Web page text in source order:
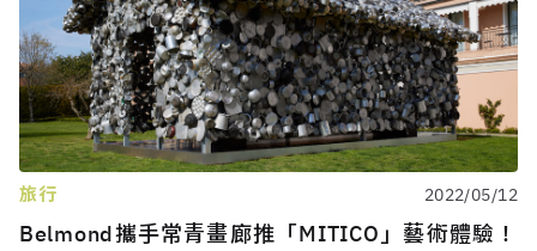
旅行 2022/05/12
Belmond攜手常青畫廊推「MITICO」藝術體驗！